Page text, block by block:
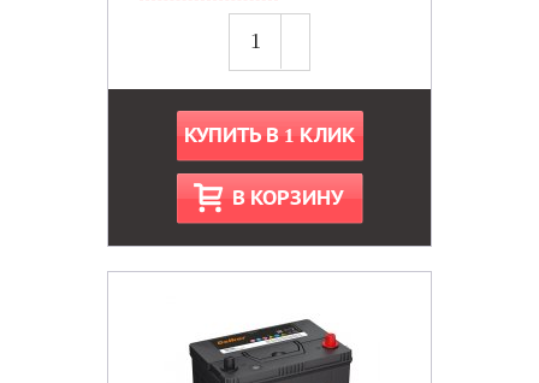
КУПИТЬ В 1 КЛИК
В КОРЗИНУ